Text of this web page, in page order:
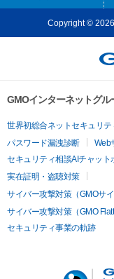
Copyright © 2026
GMOインターネットグ
世界初総合ネットセキュリテ
パスワード漏洩診断
Web
セキュリティ相談AIチャット
実在証明・盗聴対策
サイバー攻撃対策（GMOサ
サイバー攻撃対策（GMO Flatt
セキュリティ事業の軌跡